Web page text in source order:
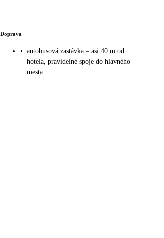
Doprava
• autobusová zastávka – asi 40 m od
hotela, pravidelné spoje do hlavného
mesta